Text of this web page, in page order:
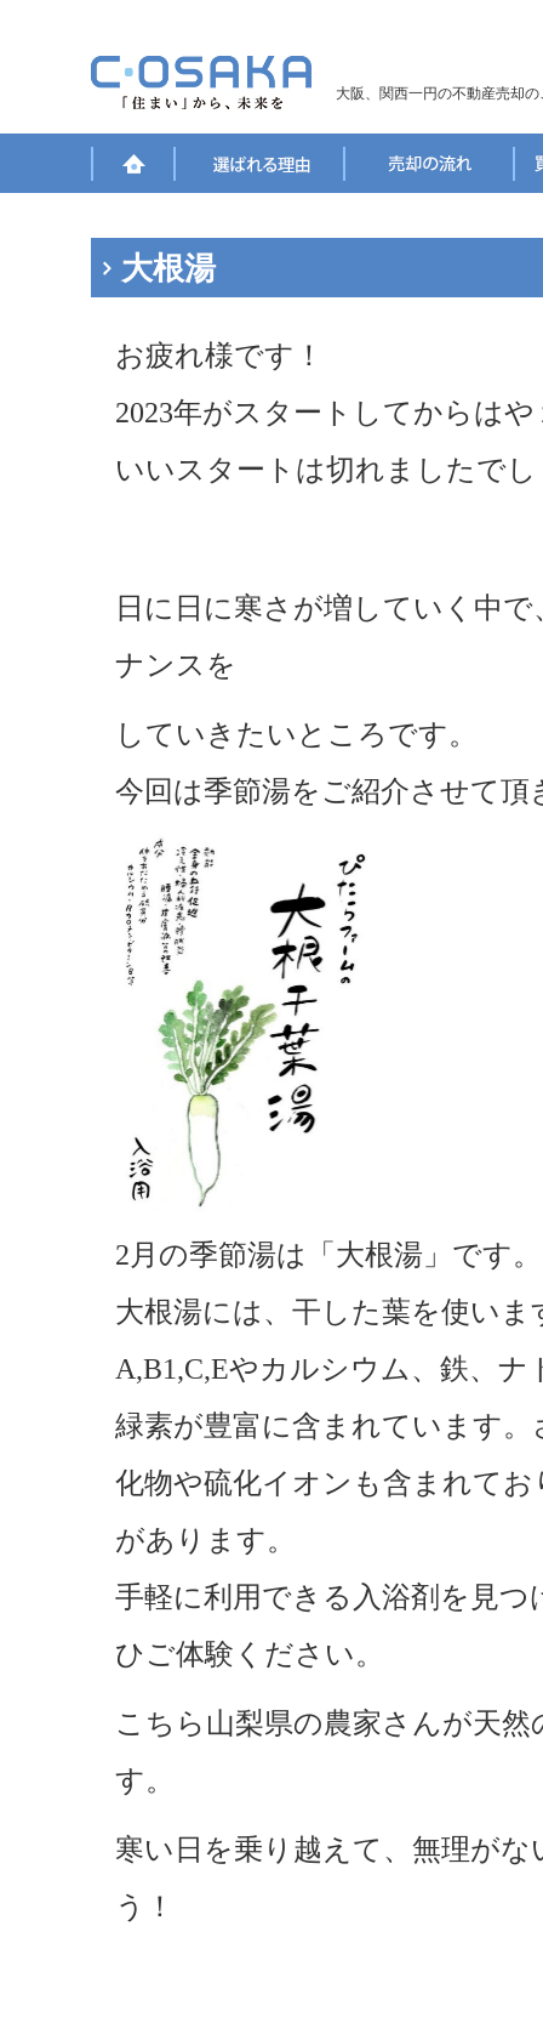
大阪、関西一円の不動産売却
大根湯
お疲れ様です！
2023年がスタートしてからは
いいスタートは切れましたで
日に日に寒さが増していく中
ナンスを
していきたいところです。
今回は季節湯をご紹介させて頂
2月の季節湯は「大根湯」です。
大根湯には、干した葉を使い
A,B1,C,Eやカルシウム、鉄、
緑素が豊富に含まれています
化物や硫化イオンも含まれて
があります。
手軽に利用できる入浴剤を見
ひご体験ください。
こちら山梨県の農家さんが天
す。
寒い日を乗り越えて、無理が
う！